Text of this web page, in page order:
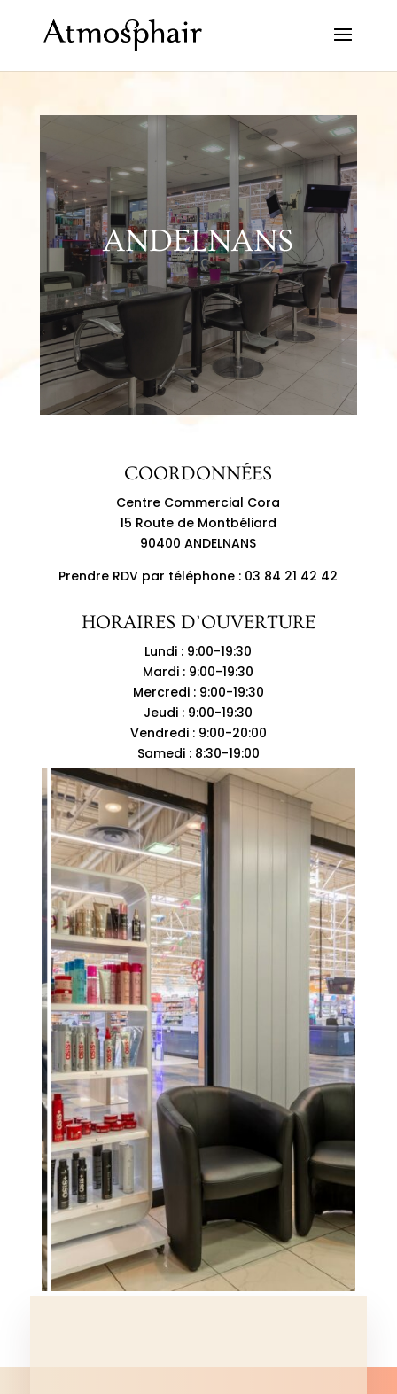
ANDELNANS
COORDONNÉES
Centre Commercial Cora
15 Route de Montbéliard
90400 ANDELNANS
Prendre RDV par téléphone : 03 84 21 42 42
HORAIRES D’OUVERTURE
Lundi : 9:00-19:30
Mardi : 9:00-19:30
Mercredi : 9:00-19:30
Jeudi : 9:00-19:30
Vendredi : 9:00-20:00
Samedi : 8:30-19:00